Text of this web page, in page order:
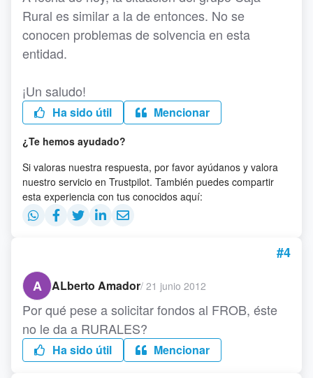
Rural es similar a la de entonces. No se
conocen problemas de solvencia en esta
entidad.
¡Un saludo!
Ha sido útil Mencionar
¿Te hemos ayudado?
Si valoras nuestra respuesta, por favor ayúdanos y valora
nuestro servicio en Trustpilot. También puedes compartir
esta experiencia con tus conocidos aquí:
#4
A
ALberto Amador/ 21 junio 2012
Por qué pese a solicitar fondos al FROB, éste
no le da a RURALES?
Ha sido útil Mencionar